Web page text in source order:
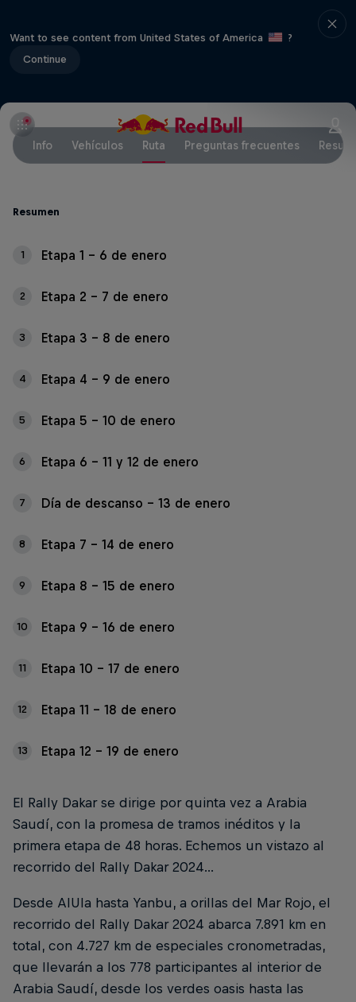
Want to see content from United States of America
?
Continue
Info Vehículos Ruta Preguntas frecuentes
Resumen
1 Etapa 1 - 6 de enero
2 Etapa 2 - 7 de enero
3 Etapa 3 - 8 de enero
4 Etapa 4 - 9 de enero
5 Etapa 5 - 10 de enero
6 Etapa 6 - 11 y 12 de enero
7 Día de descanso - 13 de enero
8 Etapa 7 - 14 de enero
9 Etapa 8 - 15 de enero
10 Etapa 9 - 16 de enero
11 Etapa 10 - 17 de enero
12 Etapa 11 - 18 de enero
13 Etapa 12 - 19 de enero
El Rally Dakar se dirige por quinta vez a Arabia
Saudí, con la promesa de tramos inéditos y la
primera etapa de 48 horas. Echemos un vistazo al
recorrido del Rally Dakar 2024...
Desde AlUla hasta Yanbu, a orillas del Mar Rojo, el
recorrido del Rally Dakar 2024 abarca 7.891 km en
total, con 4.727 km de especiales cronometradas,
que llevarán a los 778 participantes al interior de
Arabia Saudí, desde los verdes oasis hasta las